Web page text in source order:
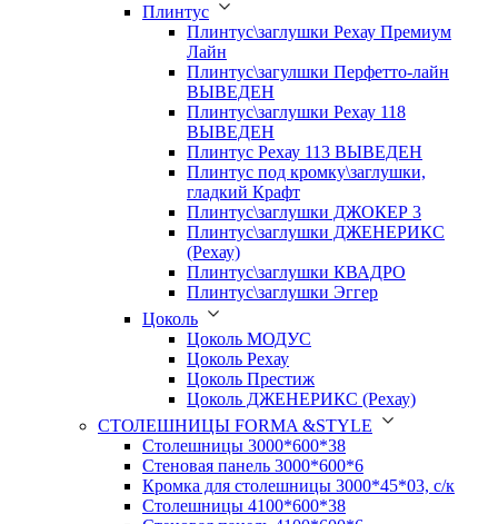
Плинтус
Плинтус\заглушки Рехау Премиум
Лайн
Плинтус\загулшки Перфетто-лайн
ВЫВЕДЕН
Плинтус\заглушки Рехау 118
ВЫВЕДЕН
Плинтус Рехау 113 ВЫВЕДЕН
Плинтус под кромку\заглушки,
гладкий Крафт
Плинтус\заглушки ДЖОКЕР 3
Плинтус\заглушки ДЖЕНЕРИКС
(Рехау)
Плинтус\заглушки КВАДРО
Плинтус\заглушки Эггер
Цоколь
Цоколь МОДУС
Цоколь Рехау
Цоколь Престиж
Цоколь ДЖЕНЕРИКС (Рехау)
СТОЛЕШНИЦЫ FORMA &STYLE
Столешницы 3000*600*38
Стеновая панель 3000*600*6
Кромка для столешницы 3000*45*03, с/к
Столешницы 4100*600*38